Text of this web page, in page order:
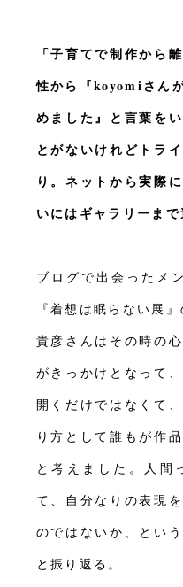
「子育てで制作から
性から『koyomiさん
めました』と言葉を
とがないけれどトラ
り。ネットから実際
いにはギャラリーま
ブログで出会ったメ
『着想は眠らない展
貴彦さんはその時の
がきっかけとなって
開くだけではなくて
り方として誰もが作
と考えました。人間
て、自分なりの表現
のではないか、とい
と振り返る。